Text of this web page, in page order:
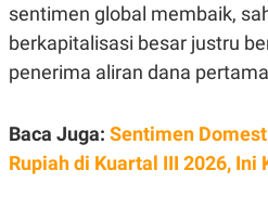
sentimen global membaik,
berkapitalisasi besar justru
penerima aliran dana
Baca Juga: Sentimen
Rupiah di Kuartal III 2026, Ini